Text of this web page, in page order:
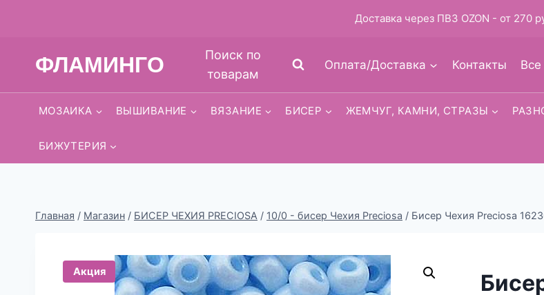
ФЛАМИНГО
Поиск по
товарам
Оплата/Доставка Контакты Все
МОЗАИКА ВЫШИВАНИЕ ВЯЗАНИЕ БИСЕР ЖЕМЧУГ, КАМНИ, СТРАЗЫ
БИЖУТЕРИЯ
Главная / Магазин / БИСЕР ЧЕХИЯ PRECIOSA / 10/0 - бисер Чехия Preciosa / Бисер Чехия Preciosa
Акция
Доставка через ПВЗ OZON - от 270